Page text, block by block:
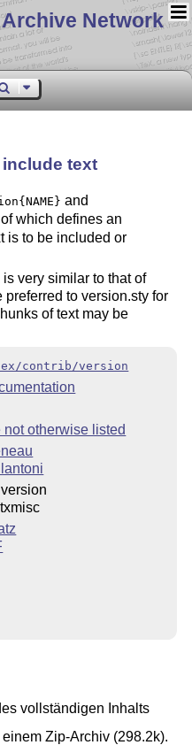
Archive Network
text
and
which defines an
is to be included or
very similar to that of
preferred to version.sty for
of text may be
contrib/version
not otherwise listed
vollständigen Inhalts
Zip-Archiv (298.2k).